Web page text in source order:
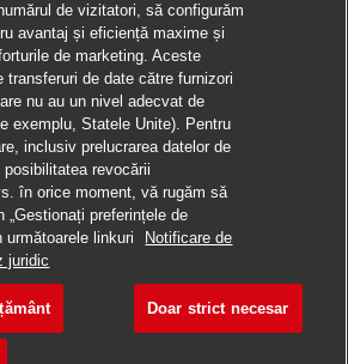
pentru această poziție
Salvare loc de muncă
de vizitatori, să configurăm
avantaj și eficiență maxime și
de marketing. Aceste
transferuri de date către furnizori
nu au un nivel adecvat de
exemplu, Statele Unite). Pentru
inclusiv prelucrarea datelor de
revocării
în orice moment, vă rugăm să
„Gestionați preferințele de
următoarele linkuri
Notificare de
juridic
Doar strict necesar